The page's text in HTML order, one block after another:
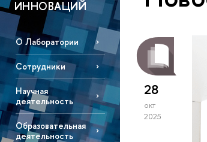
ИННОВАЦИЙ
О Лаборатории
Сотрудники
Научная
деятельность
Образовательная
деятельность
28
окт
2025